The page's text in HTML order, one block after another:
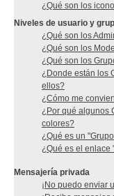
¿Qué son los
Niveles de usuario y
¿Qué son los
¿Qué son los
¿Qué son los
¿Donde están los
ellos?
¿Cómo me
¿Por qué algunos
colores?
¿Qué es un
¿Qué es el enlace
Mensajería privada
¡No puedo enviar